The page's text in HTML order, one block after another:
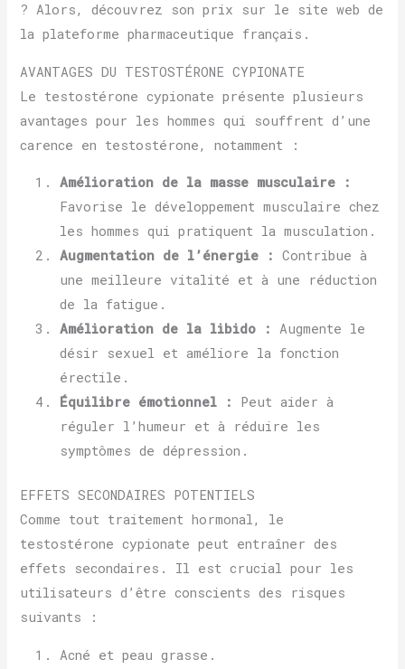
? Alors, découvrez son prix sur le site web de
la plateforme pharmaceutique français.
AVANTAGES DU TESTOSTÉRONE CYPIONATE
Le testostérone cypionate présente plusieurs
avantages pour les hommes qui souffrent d’une
carence en testostérone, notamment :
Amélioration de la masse musculaire :
Favorise le développement musculaire chez
les hommes qui pratiquent la musculation.
Augmentation de l’énergie : Contribue à
une meilleure vitalité et à une réduction
de la fatigue.
Amélioration de la libido : Augmente le
désir sexuel et améliore la fonction
érectile.
Équilibre émotionnel :
Peut aider à
réguler l’humeur et à réduire les
symptômes de dépression.
EFFETS SECONDAIRES POTENTIELS
Comme tout traitement hormonal, le
testostérone cypionate peut entraîner des
effets secondaires. Il est crucial pour les
utilisateurs d’être conscients des risques
suivants :
Acné et peau grasse.